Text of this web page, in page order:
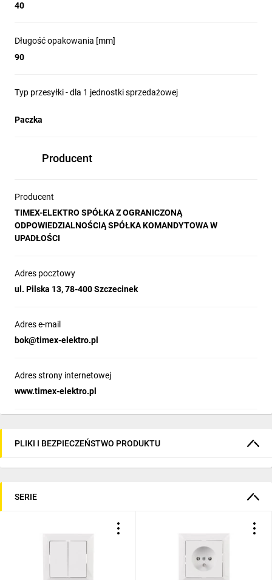
40
Długość opakowania [mm]
90
Typ przesyłki - dla 1 jednostki sprzedażowej
Paczka
Producent
Producent
TIMEX-ELEKTRO SPÓŁKA Z OGRANICZONĄ
ODPOWIEDZIALNOŚCIĄ SPÓŁKA KOMANDYTOWA W
UPADŁOŚCI
Adres pocztowy
ul. Pilska 13, 78-400 Szczecinek
Adres e-mail
bok@timex-elektro.pl
Adres strony internetowej
www.timex-elektro.pl
PLIKI I BEZPIECZEŃSTWO PRODUKTU
SERIE